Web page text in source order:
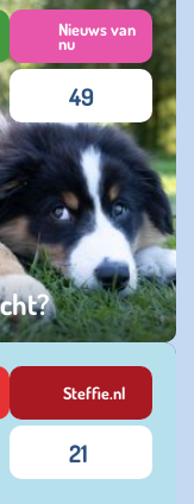
Nieuws van
nu
49
Steffie.nl
21